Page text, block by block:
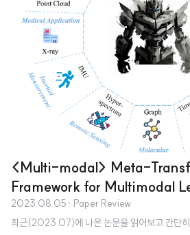
성능을 낼 수 있는 모델에 대한 연구는 다방면으
성능과 관..
<Multi-modal> Meta-
Framework for Multimodal
2023.08.05 · Paper Review
최근(2023.07)에 나온 논문을 읽어보고 간단히